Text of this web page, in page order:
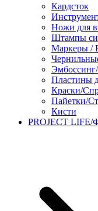
Кардсток
Ножи для
Штампы
Маркеры /
Пластины
Краски/
Пайетки/
Кисти
PROJECT